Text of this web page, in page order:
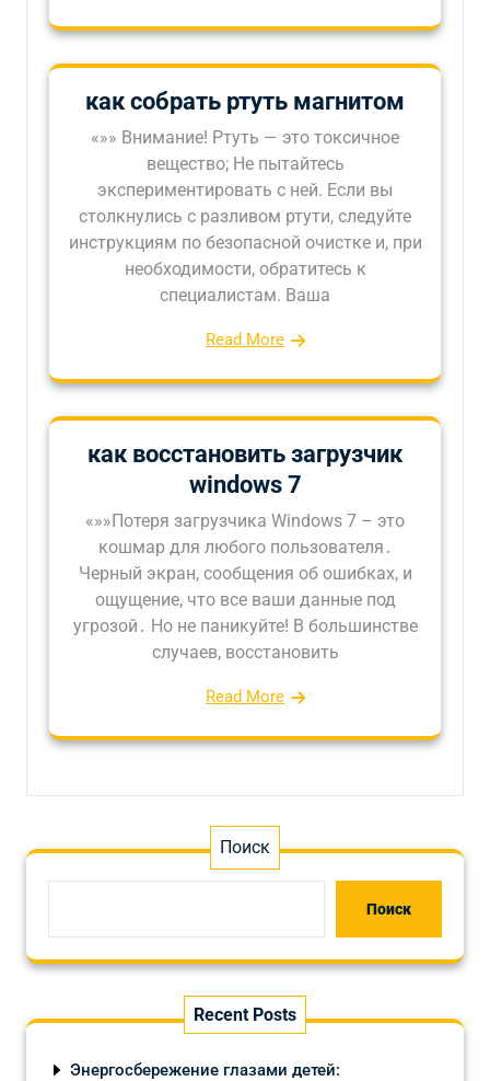
как собрать ртуть магнитом
«»» Внимание! Ртуть — это токсичное
вещество; Не пытайтесь
экспериментировать с ней. Если вы
столкнулись с разливом ртути, следуйте
инструкциям по безопасной очистке и, при
необходимости, обратитесь к
специалистам. Ваша
Read More
как восстановить загрузчик
windows 7
«»»Потеря загрузчика Windows 7 – это
кошмар для любого пользователя․
Черный экран, сообщения об ошибках, и
ощущение, что все ваши данные под
угрозой․ Но не паникуйте! В большинстве
случаев, восстановить
Read More
Поиск
Поиск
Recent Posts
Энергосбережение глазами детей: